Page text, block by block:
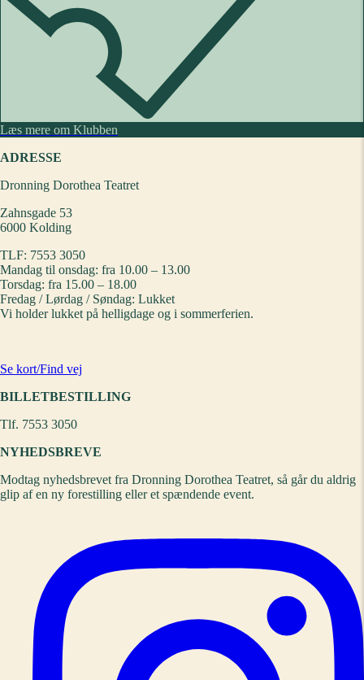
Læs mere om Klubben
ADRESSE
Dronning Dorothea Teatret
Zahnsgade 53
6000 Kolding
TLF: 7553 3050
Mandag til onsdag: fra 10.00 – 13.00
Torsdag: fra 15.00 – 18.00
Fredag / Lørdag / Søndag: Lukket
Vi holder lukket på helligdage og i sommerferien.
Se kort/Find vej
BILLETBESTILLING
Tlf. 7553 3050
NYHEDSBREVE
Modtag nyhedsbrevet fra Dronning Dorothea Teatret, så går du aldrig
glip af en ny forestilling eller et spændende event.